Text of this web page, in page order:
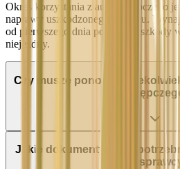
Okres korzystania z auta zastępczego
naprawy uszkodzonego pojazdu.
od pierwszego dnia powstania szkody
niejezdny.
Czy muszę ponosić
Jakie dokumenty będą
OC